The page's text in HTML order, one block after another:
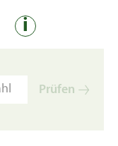
i
Prüfen